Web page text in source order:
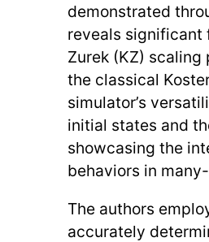
demonstrated
reveals significant
Zurek (KZ)
the classical
simulator’s
initial states and
showcasing the
behaviors in
The authors
accurately